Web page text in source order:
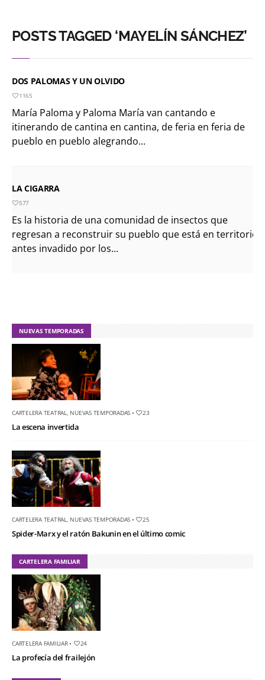
POSTS TAGGED ‘MAYELÍN SÁNCHEZ’
DOS PALOMAS Y UN OLVIDO
1165
María Paloma y Paloma María van cantando e
itinerando de cantina en cantina, de feria en feria de
pueblo en pueblo alegrando...
LA CIGARRA
577
Es la historia de una comunidad de insectos que
regresan a reconstruir su pueblo que está en territorio
antes invadido por los...
NUEVAS TEMPORADAS
CARTELERA TEATRAL NUEVAS TEMPORADAS • 23
La escena invertida
CARTELERA TEATRAL NUEVAS TEMPORADAS • 25
Spider-Marx y el ratón Bakunin en el último comic
CARTELERA FAMILIAR
CARTELERA FAMILIAR• 24
La profecía del frailejón